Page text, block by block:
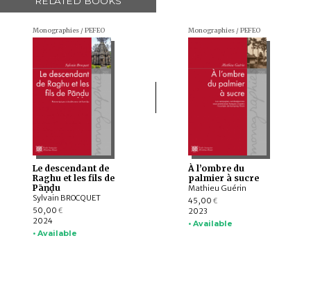
Monographies / PEFEO
Le descendant de
Raghu et les fils de
Pāṇḍu
Sylvain BROCQUET
50,00 €
2024
• Available
Monographies / PEFEO
À l’ombre du
palmier à sucre
Mathieu Guérin
45,00 €
2023
• Available